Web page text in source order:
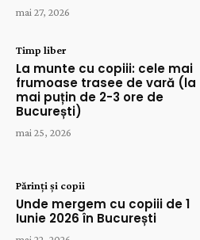
mai 27, 2026
Timp liber
La munte cu copiii: cele mai
frumoase trasee de vară (la
mai puțin de 2-3 ore de
București)
mai 25, 2026
Părinți și copii
Unde mergem cu copiii de 1
Iunie 2026 în București